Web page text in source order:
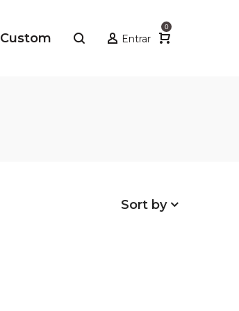
Entrar
0
Custom
Sort by